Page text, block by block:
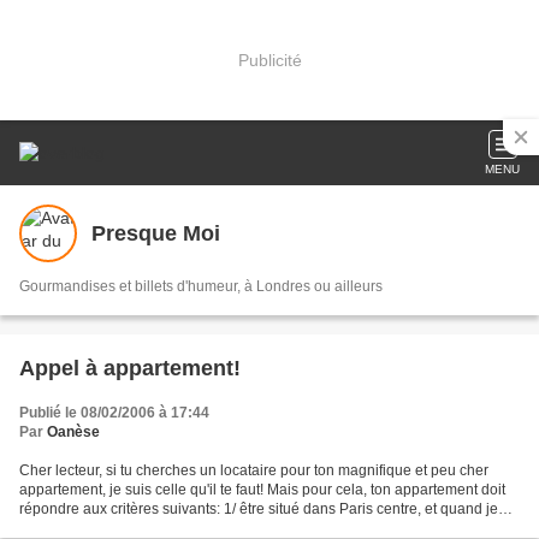
Publicité
MENU
Presque Moi
Gourmandises et billets d'humeur, à Londres ou ailleurs
Appel à appartement!
Publié le 08/02/2006 à 17:44
Par Oanèse
Cher lecteur, si tu cherches un locataire pour ton magnifique et peu cher
appartement, je suis celle qu'il te faut! Mais pour cela, ton appartement doit
répondre aux critères suivants: 1/ être situé dans Paris centre, et quand je